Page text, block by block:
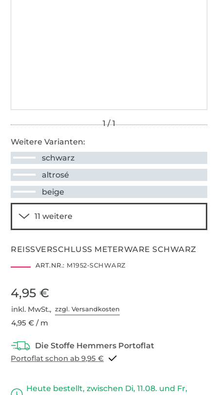
Weitere Varianten:
schwarz
altrosé
beige
REISSVERSCHLUSS METERWARE SCHWARZ
ART.NR.: M1952-SCHWARZ
4,95 €
inkl. MwSt.,zzgl. Versandkosten
4,95 € / m
Portoflat schon ab 9,95 €
Heute bestellt, zwischen Di, 11.08. und Fr,